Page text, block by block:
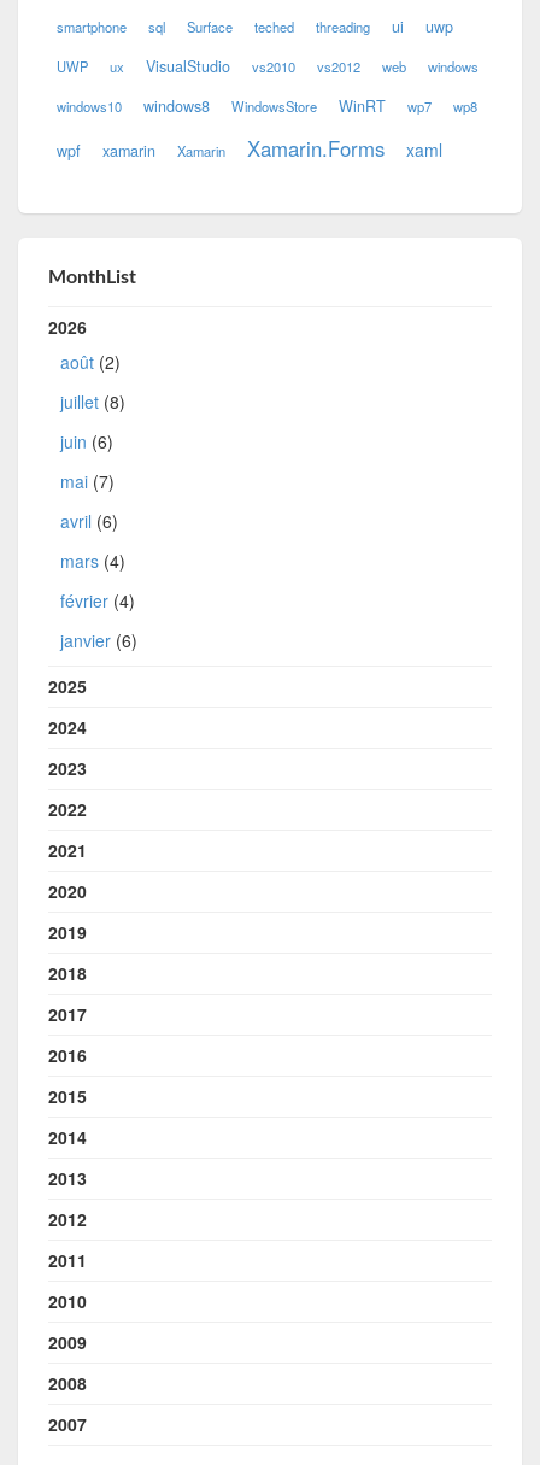
smartphone sql Surface teched threading ui uwp
UWP ux VisualStudio vs2010 vs2012 web windows
windows10 windows8 WindowsStore WinRT wp7 wp8
wpf xamarin Xamarin Xamarin.Forms xaml
MonthList
2026
août (2)
juillet (8)
juin (6)
mai (7)
avril (6)
mars (4)
février (4)
janvier (6)
2025
2024
2023
2022
2021
2020
2019
2018
2017
2016
2015
2014
2013
2012
2011
2010
2009
2008
2007